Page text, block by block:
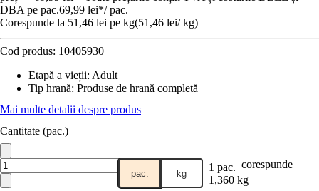
DBA pe pac.69,99 lei*/ pac.
Corespunde la 51,46 lei pe kg(51,46 lei/ kg)
Cod produs: 10405930
Etapă a vieții: Adult
Tip hrană: Produse de hrană completă
Mai multe detalii despre produs
Cantitate (pac.)
pac. kg 1 pac. corespunde
1,360 kg